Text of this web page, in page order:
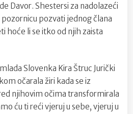
Davor. Shestersi za nadolazeći
pozornicu pozvati jednog člana
hoće li se itko od njih zaista
Slovenka Kira Štruc Jurički
očarala žiri kada se iz
njihovim očima transformirala
ću ti reći vjeruj u sebe, vjeruj u